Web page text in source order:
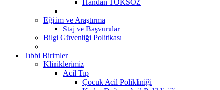
Handan TOKSÖZ
Eğitim ve Araştırma
Staj ve Başvurular
Bilgi Güvenliği Politikası
Tıbbi Birimler
Kliniklerimiz
Acil Tıp
Çocuk Acil Polikliniği